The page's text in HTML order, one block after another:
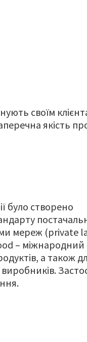
своїм
якість
було створено
мереж (private
– міжнародний
, а також
виробників.